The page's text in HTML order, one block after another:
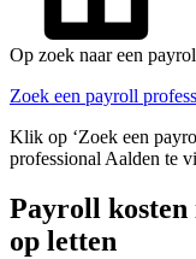
Op zoek naar een
Zoek een payroll
Klik op ‘Zoek een
professional Aalden te
Payroll
op letten